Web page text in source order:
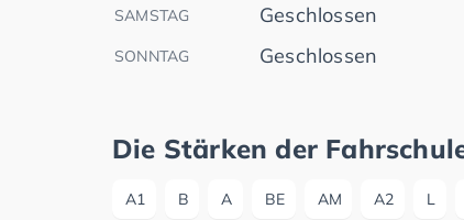
SAMSTAG Geschlossen
SONNTAG Geschlossen
Die Stärken der
A1 B A BE AM A2 L